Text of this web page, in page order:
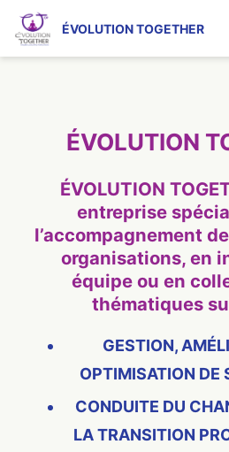
ÉVOLUTION TOGETHER
ÉVOLUTION
ÉVOLUTION
entreprise
l’accompagnement
organisations, en
équipe ou en
thématiques
GESTION,
OPTIMISATION DE
CONDUITE DU
LA TRANSITION